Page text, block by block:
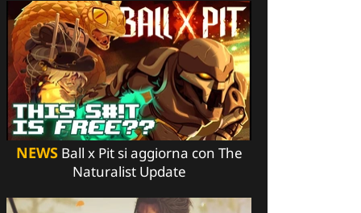
NEWSBall x Pit si aggiorna con The
Naturalist Update